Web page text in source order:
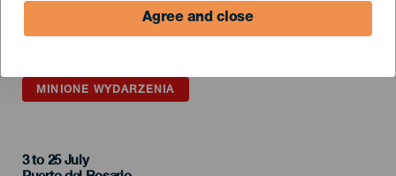
Agree and close
MINIONE WYDARZENIA
3 to 25 July